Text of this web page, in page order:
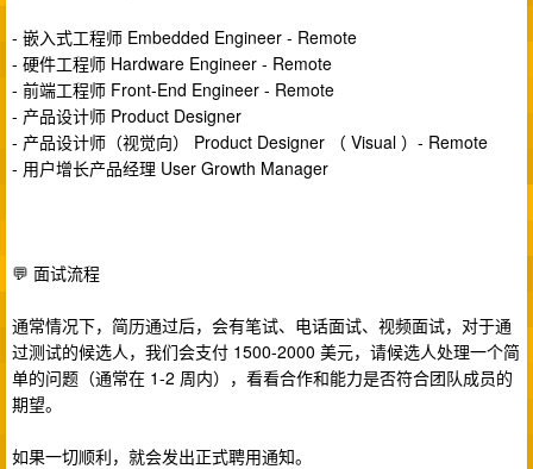
- 嵌入式工程师 Embedded Engineer - Remote
- 硬件工程师 Hardware Engineer - Remote
- 前端工程师 Front-End Engineer - Remote
- 产品设计师 Product Designer
- 产品设计师（视觉向） Product Designer （ Visual ）- Remote
- 用户增长产品经理 User Growth Manager
💬 面试流程
通常情况下，简历通过后，会有笔试、电话面试、视频面试，对于通
过测试的候选人，我们会支付 1500-2000 美元，请候选人处理一个简
单的问题（通常在 1-2 周内），看看合作和能力是否符合团队成员的
期望。
如果一切顺利，就会发出正式聘用通知。